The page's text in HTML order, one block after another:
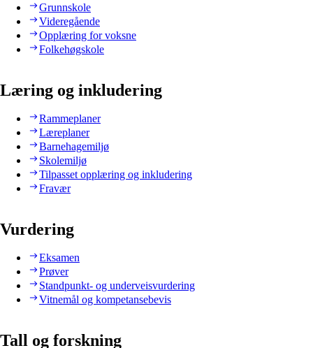
Grunnskole
Videregående
Opplæring for voksne
Folkehøgskole
Læring og inkludering
Rammeplaner
Læreplaner
Barnehagemiljø
Skolemiljø
Tilpasset opplæring og inkludering
Fravær
Vurdering
Eksamen
Prøver
Standpunkt- og underveisvurdering
Vitnemål og kompetansebevis
Tall og forskning